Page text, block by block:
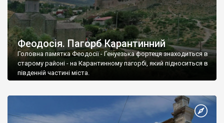
Феодосія. Пагорб Карантинний
Головна памятка Феодосії - Генуезька фортеця знаходиться в
старому районі - на Карантинному пагорбі, який підноситься в
південній частині міста.